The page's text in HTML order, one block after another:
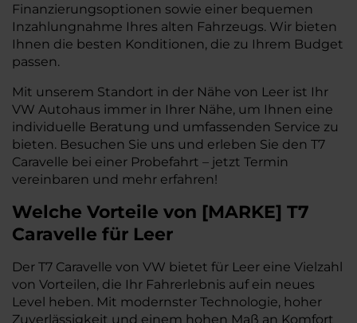
Finanzierungsoptionen sowie einer bequemen
Inzahlungnahme Ihres alten Fahrzeugs. Wir bieten
Ihnen die besten Konditionen, die zu Ihrem Budget
passen.
Mit unserem Standort in der Nähe von Leer ist Ihr
VW Autohaus immer in Ihrer Nähe, um Ihnen eine
individuelle Beratung und umfassenden Service zu
bieten. Besuchen Sie uns und erleben Sie den T7
Caravelle bei einer Probefahrt – jetzt Termin
vereinbaren und mehr erfahren!
Welche Vorteile von [MARKE] T7
Caravelle für Leer
Der T7 Caravelle von VW bietet für Leer eine Vielzahl
von Vorteilen, die Ihr Fahrerlebnis auf ein neues
Level heben. Mit modernster Technologie, hoher
Zuverlässigkeit und einem hohen Maß an Komfort